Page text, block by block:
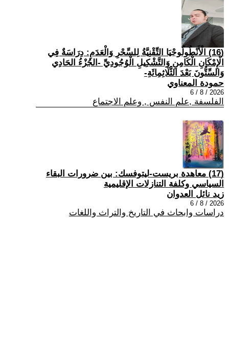
(16) الْأَنْطُولُوجْيَا التِّقْنِيَّةُ لِلسِّحْرِ وَالْعَدَمِ: دِرَاسَةٌ فِي
الْإِمْكَانِ الْكَامِنِ وَالتَّشْكِيلِ الْوُجُودِيِّ -الجُزْءُ الحَادِي
وَالسِّتُّونَ بَعْدَ الثَّلَاثِمِائَةِ-
حمودة المعناوي
2026 / 8 / 6
الفلسفة ,علم النفس , وعلم الاجتماع
(17) معاهدة بريست-ليتوفسك: بين ضرورات البقاء
السياسي وكلفة التنازلات الإقليمية
زيد نائل العدوان
2026 / 8 / 6
دراسات وابحاث في التاريخ والتراث واللغات